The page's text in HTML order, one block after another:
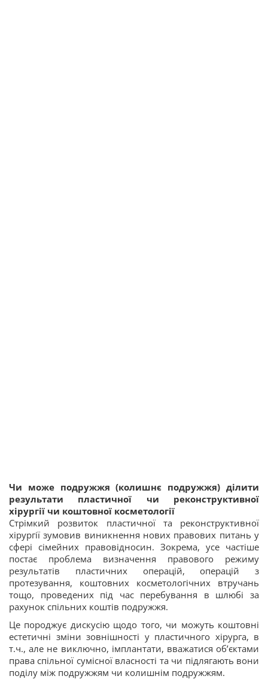
Чи може подружжя (колишнє подружжя) ділити
результати пластичної чи реконструктивної
хірургії чи коштовної косметології
Стрімкий розвиток пластичної та реконструктивної
хірургії зумовив виникнення нових правових питань у
сфері сімейних правовідносин. Зокрема, усе частіше
постає проблема визначення правового режиму
результатів пластичних операцій, операцій з
протезування, коштовних косметологічних втручань
тощо, проведених під час перебування в шлюбі за
рахунок спільних коштів подружжя.
Це породжує дискусію щодо того, чи можуть коштовні
естетичні зміни зовнішності у пластичного хірурга, в
т.ч., але не виключно, імплантати, вважатися об’єктами
права спільної сумісної власності та чи підлягають вони
поділу між подружжям чи колишнім подружжям.